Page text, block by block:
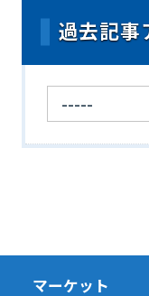
過去記事
マーケット